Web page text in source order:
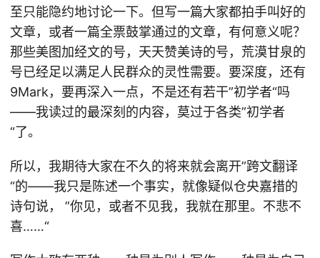
至只能隐约地讨论一下。但写一篇大家都拍手叫好的
文章，或者一篇全票鼓掌通过的文章，有何意义呢？
那些美图加经文的号，天天赞美诗的号，荒漠甘泉的
号已经足以满足人民群众的灵性需要。要深度，还有
9Mark，要再深入一点，不是还有若干”初学者“吗
——我读过的最深刻的内容，莫过于各类”初学者
“了。
所以，我期待大家在不久的将来就会离开”跨文翻译
“的——我只是陈述一个事实，就像疑似仓央嘉措的
诗句说， ”你见，或者不见我，我就在那里。不悲不
喜……“